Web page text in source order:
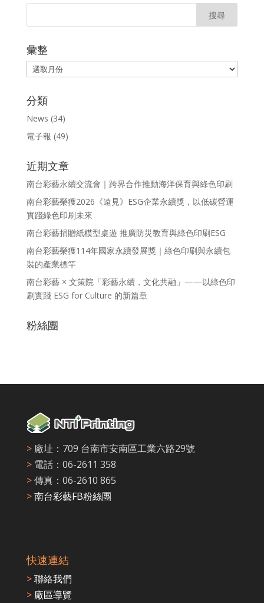
彙整
彙
整
分類
News (34)
電子報 (49)
近期文章
南台彩藝永續交流會｜跨界合作推動海洋保育與綠色印刷
南台彩藝榮獲2026《遠見》ESG企業永續獎，以低碳營運
實踐綠色印刷未來
南台彩藝捐贈紙模型桌遊 推廣防災教育與綠色印刷ESG
南台彩藝榮獲114年國家永續發展獎｜綠色印刷與永續包
裝的產業標竿
南台彩藝 × 文策院「彩藝永續，文化共融」——以綠色印
刷實踐 ESG for Culture 的新篇章
粉絲團
> 廠址：709 台南市安南區工業六路29號
> 電話：06-2611 358
>傳真：06-2610 865
>南台彩藝FB粉絲團
快速連結
>聯絡我們
> 廠區導覽